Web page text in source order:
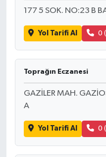
177 5 SOK. NO:23 B
Yol Tarifi Al 0
Toprağın Eczanesi
GAZİLER MAH.
A
Yol Tarifi Al 0